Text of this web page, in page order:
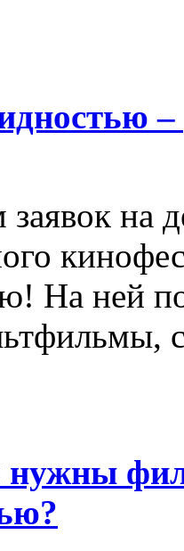
на
На ней
нужны